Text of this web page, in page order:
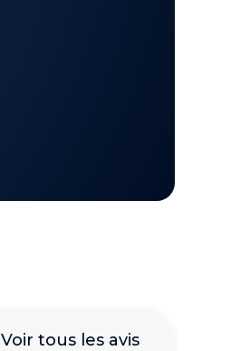
Voir tous les avis